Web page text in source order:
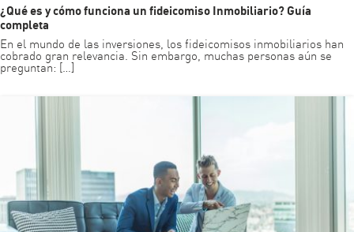
¿Qué es y cómo funciona un fideicomiso Inmobiliario? Guía
completa
En el mundo de las inversiones, los fideicomisos inmobiliarios han
cobrado gran relevancia. Sin embargo, muchas personas aún se
preguntan: […]